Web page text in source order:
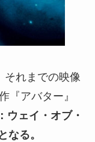
それまでの映像
『アバター』
ウェイ・オブ・
なる。